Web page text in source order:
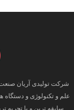
علم و تکنولوژی و دستگاه
سابقه ترین و با تجربه